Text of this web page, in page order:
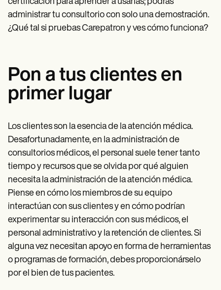
administrar tu consultorio con solo una demostración.
¿Qué tal si pruebas Carepatron y ves cómo funciona?
Pon a tus clientes en
primer lugar
Los clientes son la esencia de la atención médica.
Desafortunadamente, en la administración de
consultorios médicos, el personal suele tener tanto
tiempo y recursos que se olvida por qué alguien
necesita la administración de la atención médica.
Piense en cómo los miembros de su equipo
interactúan con sus clientes y en cómo podrían
experimentar su interacción con sus médicos, el
personal administrativo y la retención de clientes. Si
alguna vez necesitan apoyo en forma de herramientas
o programas de formación, debes proporcionárselo
por el bien de tus pacientes.